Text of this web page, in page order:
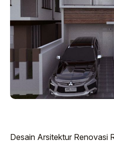
Desain Arsitektur Renovasi